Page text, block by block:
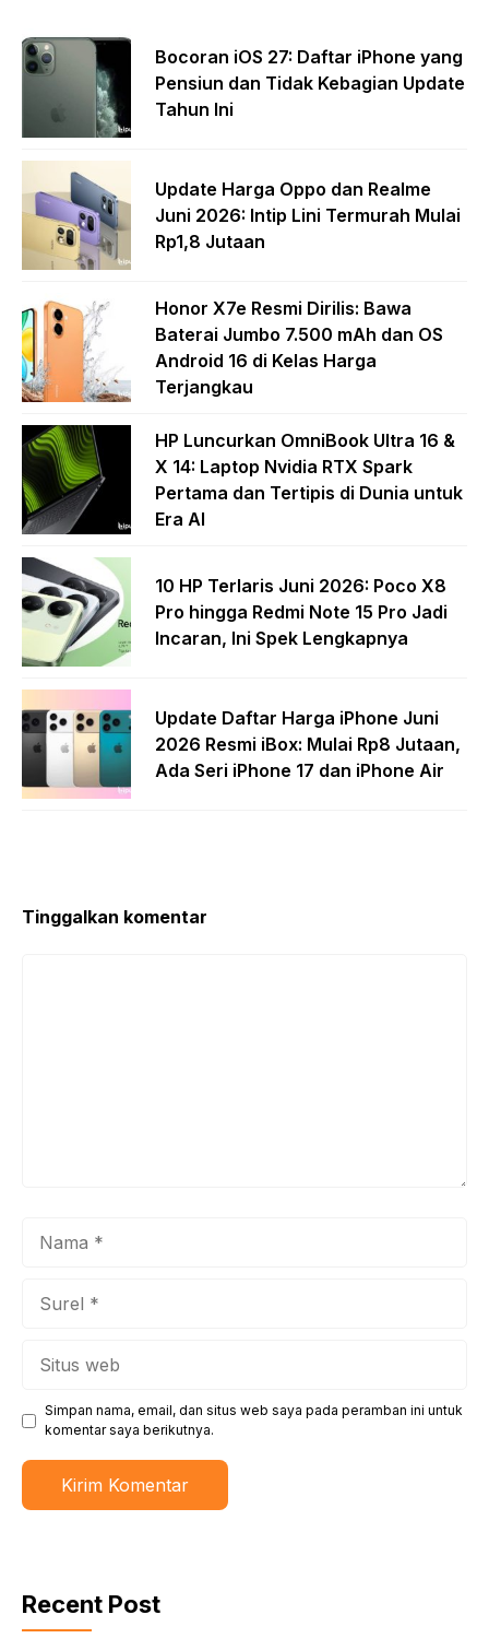
Bocoran iOS 27: Daftar iPhone yang
Pensiun dan Tidak Kebagian Update
Tahun Ini
Update Harga Oppo dan Realme
Juni 2026: Intip Lini Termurah Mulai
Rp1,8 Jutaan
Honor X7e Resmi Dirilis: Bawa
Baterai Jumbo 7.500 mAh dan OS
Android 16 di Kelas Harga
Terjangkau
HP Luncurkan OmniBook Ultra 16 &
X 14: Laptop Nvidia RTX Spark
Pertama dan Tertipis di Dunia untuk
Era AI
10 HP Terlaris Juni 2026: Poco X8
Pro hingga Redmi Note 15 Pro Jadi
Incaran, Ini Spek Lengkapnya
Update Daftar Harga iPhone Juni
2026 Resmi iBox: Mulai Rp8 Jutaan,
Ada Seri iPhone 17 dan iPhone Air
Tinggalkan komentar
Simpan nama, email, dan situs web saya pada peramban ini untuk
komentar saya berikutnya.
Recent Post